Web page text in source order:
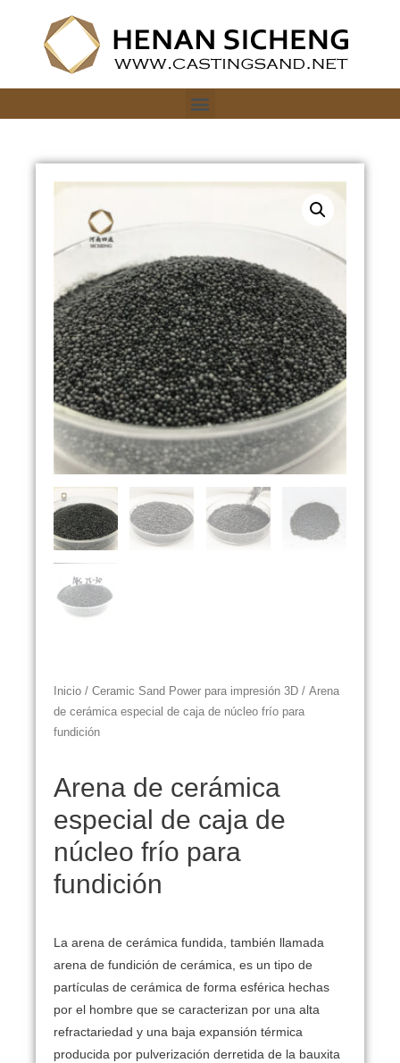
Inicio / Ceramic Sand Power para impresión 3D / Arena
de cerámica especial de caja de núcleo frío para
fundición
Arena de cerámica
especial de caja de
núcleo frío para
fundición
La arena de cerámica fundida, también llamada
arena de fundición de cerámica, es un tipo de
partículas de cerámica de forma esférica hechas
por el hombre que se caracterizan por una alta
refractariedad y una baja expansión térmica
producida por pulverización derretida de la bauxita